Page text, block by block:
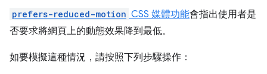
prefers-reduced-motion CSS 媒體功能會指出使用者是
否要求將網頁上的動態效果降到最低。
如要模擬這種情況，請按照下列步驟操作：